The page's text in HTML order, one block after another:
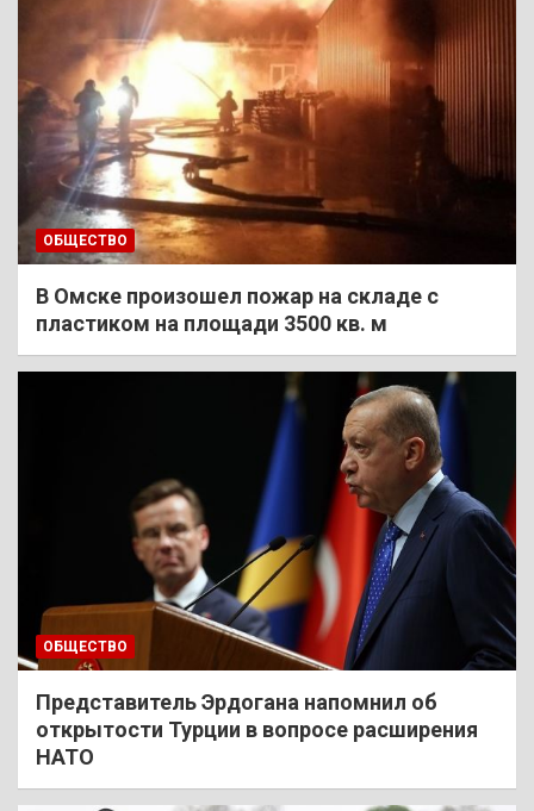
ОБЩЕСТВО
В Омске произошел пожар на складе с
пластиком на площади 3500 кв. м
ОБЩЕСТВО
Представитель Эрдогана напомнил об
открытости Турции в вопросе расширения
НАТО